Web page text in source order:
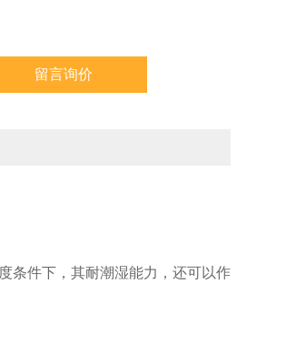
留言询价
条件下，其耐潮湿能力，还可以作